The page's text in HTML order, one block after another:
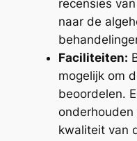
recensies
naar de
Faciliteiten:
mogelijk om
beoordelen.
onderhouden
kwaliteit van